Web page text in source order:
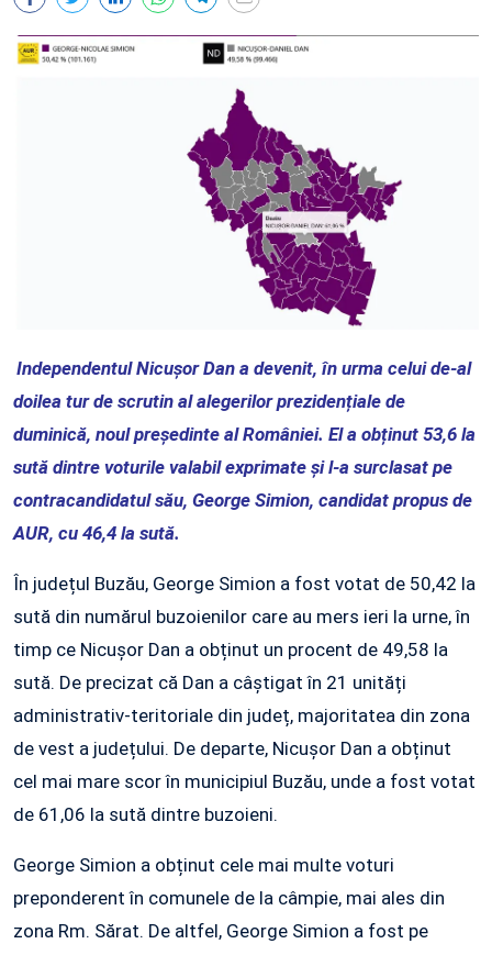
Independentul Nicușor Dan a devenit, în urma celui de-al
doilea tur de scrutin al alegerilor prezidențiale de
duminică, noul președinte al României. El a obținut 53,6 la
sută dintre voturile valabil exprimate și l-a surclasat pe
contracandidatul său, George Simion, candidat propus de
AUR, cu 46,4 la sută.
În județul Buzău, George Simion a fost votat de 50,42 la
sută din numărul buzoienilor care au mers ieri la urne, în
timp ce Nicușor Dan a obținut un procent de 49,58 la
sută. De precizat că Dan a câștigat în 21 unități
administrativ-teritoriale din județ, majoritatea din zona
de vest a județului. De departe, Nicușor Dan a obținut
cel mai mare scor în municipiul Buzău, unde a fost votat
de 61,06 la sută dintre buzoieni.
George Simion a obținut cele mai multe voturi
preponderent în comunele de la câmpie, mai ales din
zona Rm. Sărat. De altfel, George Simion a fost pe